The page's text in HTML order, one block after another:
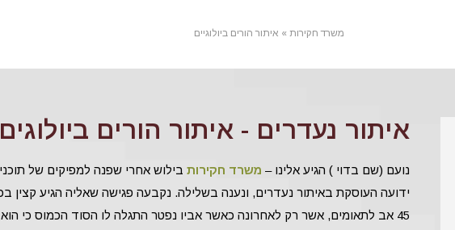
משרד חקירות» איתור הורים ביולוגיים
איתור נעדרים - איתור הורים ביולוגים
נועם (שם בדוי ) הגיע אלינו – משרד חקירותבילוש אחרי שפנה למפיקים של
ידועה העוסקת באיתור נעדרים, ונענה בשלילה. נקבעה פגישה שאליה הגיע קצין
45 אב לתאומים, אשר רק לאחרונה כאשר אביו נפטר התגלה לו הסוד הכמוס כי